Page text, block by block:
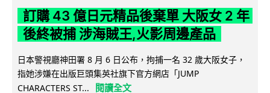
訂購 43 億日元精品後棄單 大阪女 2 年
後終被捕 涉海賊王,火影周邊產品
日本警視廳神田署 8 月 6 日公布，拘捕一名 32 歲大阪女子，
指她涉嫌在出版巨頭集英社旗下官方網店「JUMP
CHARACTERS ST...
閱讀全文